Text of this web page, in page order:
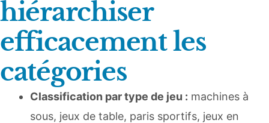
hiérarchiser
efficacement les
catégories
Classification par type de jeu : machines à
sous, jeux de table, paris sportifs, jeux en